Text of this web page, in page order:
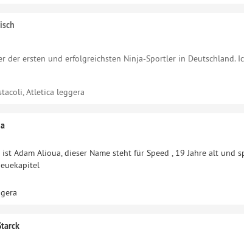
der ersten und erfolgreichsten Ninja-Sportler in Deutschland.
Atletica leggera
ist Adam Alioua, dieser Name steht für Speed , 19 Jahre alt und